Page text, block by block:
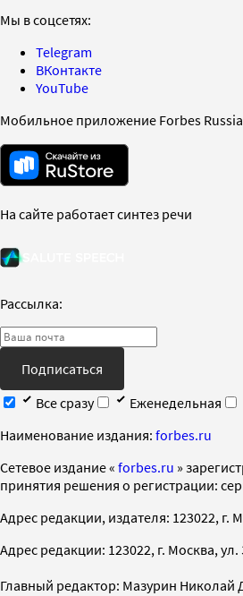
Мы в соцсетях:
Telegram
ВКонтакте
YouTube
Мобильное приложение Forbes
На сайте работает синтез речи
Рассылка:
Подписаться
Все сразу
Еженедельная
Наименование издания: forbes.ru
Cетевое издание « forbes.ru »
принятия решения о регистрации:
Адрес редакции, издателя: 123022, г.
Адрес редакции: 123022, г. Москва,
Главный редактор: Мазурин Николай